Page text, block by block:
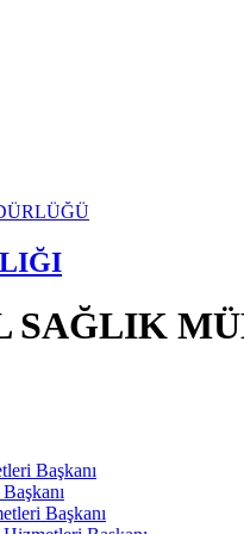
SAĞLIK
Başkanı
Başkanı